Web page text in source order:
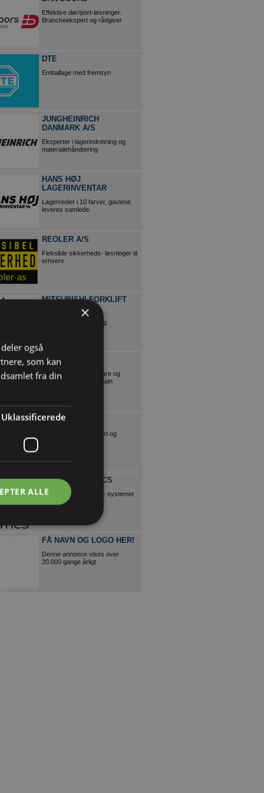
Effektive dør/port-løsninger.
Brancheekspert og rådgiver
DTE
Emballage med fremsyn
JUNGHEINRICH
DANMARK A/S
Eksperter i lagerindretning og
materialehåndtering
HANS HØJ
LAGERINVENTAR
Lagerreoler i 10 farver, gavlene
leveres samlede.
REOLER A/S
Fleksible sikkerheds- løsninger til
erhverv
MITSUBISHI FORKLIFT
Materialehåndtering og
TECSYS
Tecsys leverer software og
hardware til supply chain
EUC LILLEBÆLT
Kurser: lager, transport og
CONSAFE LOGISTICS
Lagerstyrings- og kontrol- systemer
(WMS & WCS)
FÅ NAVN OG LOGO HER!
Denne annonce vises over
20.000 gange årligt
×
også
som kan
fra din
Uklassificerede
ALLE